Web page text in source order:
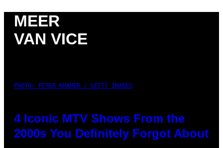
MEER
VAN VICE
PHOTO: PETER KRAMER / GETTY IMAGES
4 Iconic MTV Shows From the
2000s You Definitely Forgot About